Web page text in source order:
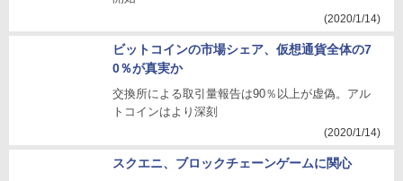
(2020/1/14)
ビットコインの市場シェア、仮想通貨全体の7
0％が真実か
交換所による取引量報告は90％以上が虚偽。アル
トコインはより深刻
(2020/1/14)
スクエニ、ブロックチェーンゲームに関心